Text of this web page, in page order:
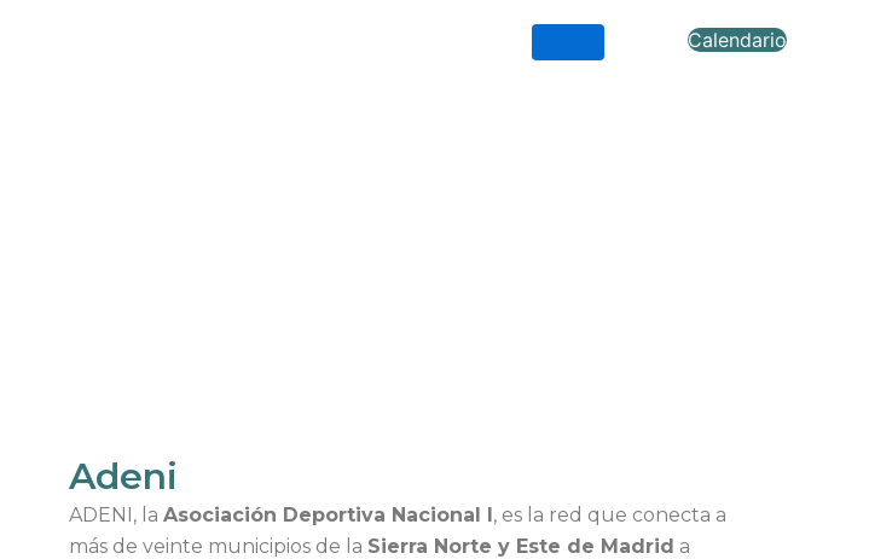
Calendario
Adeni
ADENI, la Asociación Deportiva Nacional I, es la red que conecta a
más de veinte municipios de la Sierra Norte y Este de Madrid a